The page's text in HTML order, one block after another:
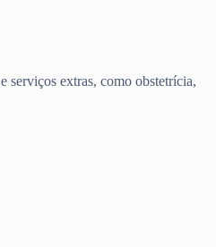
serviços extras, como obstetrícia,